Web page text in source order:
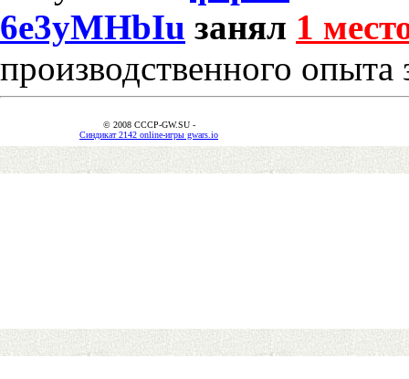
6e3yMHbIu занял 1
производственного опыта
© 2008 CCCP-GW.SU -
Синдикат 2142 online-игры gwars.io